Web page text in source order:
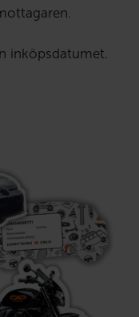
inköpsdatumet.